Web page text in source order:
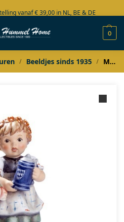
vanaf € 39,00 in NL, BE & DE
in voorraad
0
/ Beeldjes sinds 1935 / M.I. Hummel Oktoberfest A Schmankerl für di